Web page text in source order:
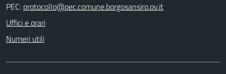
PEC:
Uffici e orari
Numeri utili